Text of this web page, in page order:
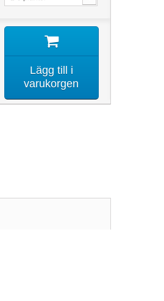
Lägg till i
varukorgen